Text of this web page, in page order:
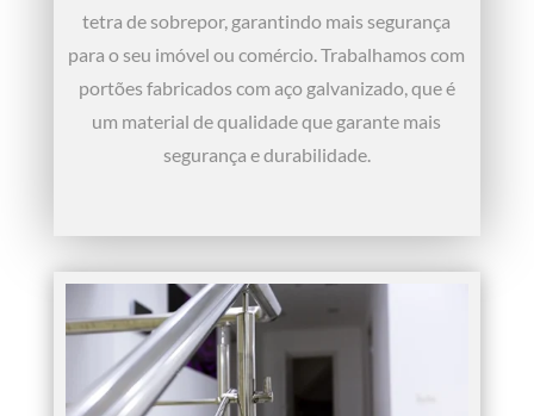
tetra de sobrepor, garantindo mais segurança
para o seu imóvel ou comércio. Trabalhamos com
portões fabricados com aço galvanizado, que é
um material de qualidade que garante mais
segurança e durabilidade.